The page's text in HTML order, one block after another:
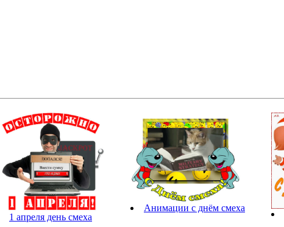
1 апреля день смеха
Анимации с днём смеха